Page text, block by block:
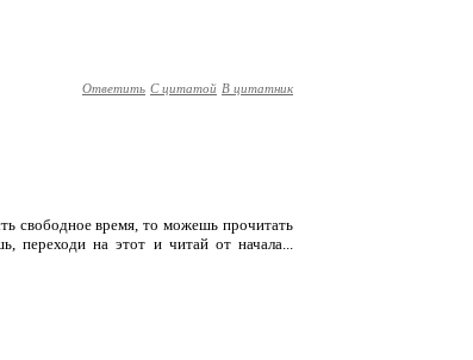
Ответить С цитатой В цитатник
свободное время, то можешь прочитать
переходи на этот и читай от начала...